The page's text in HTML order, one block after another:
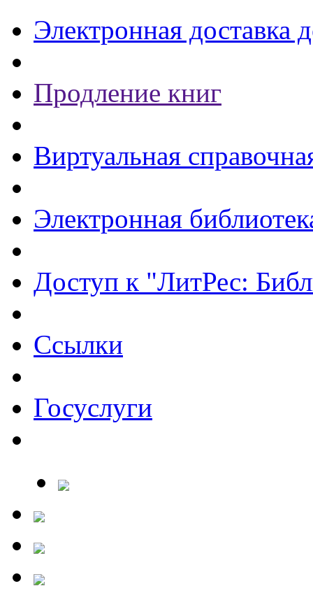
Электронная доставка
Продление книг
Виртуальная
Электронная
Доступ к "ЛитРес:
Ссылки
Госуслуги